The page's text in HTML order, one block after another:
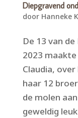
Diepgravend
door Hanneke
De 13 van
2023
Claudia,
haar 12
de molen
geweldig